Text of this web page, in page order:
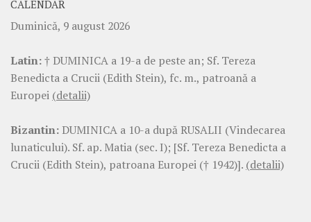
CALENDAR
Duminică, 9 august 2026
Latin:† DUMINICA a 19-a de peste an; Sf. Tereza
Benedicta a Crucii (Edith Stein), fc. m., patroană a
Europei (detalii)
Bizantin: DUMINICA a 10-a după RUSALII (Vindecarea
lunaticului). Sf. ap. Matia (sec. I); [Sf. Tereza Benedicta a
Crucii (Edith Stein), patroana Europei († 1942)]. (detalii)